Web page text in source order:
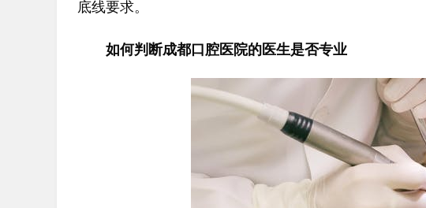
底线要求。
如何判断成都口腔医院的医生是否专业